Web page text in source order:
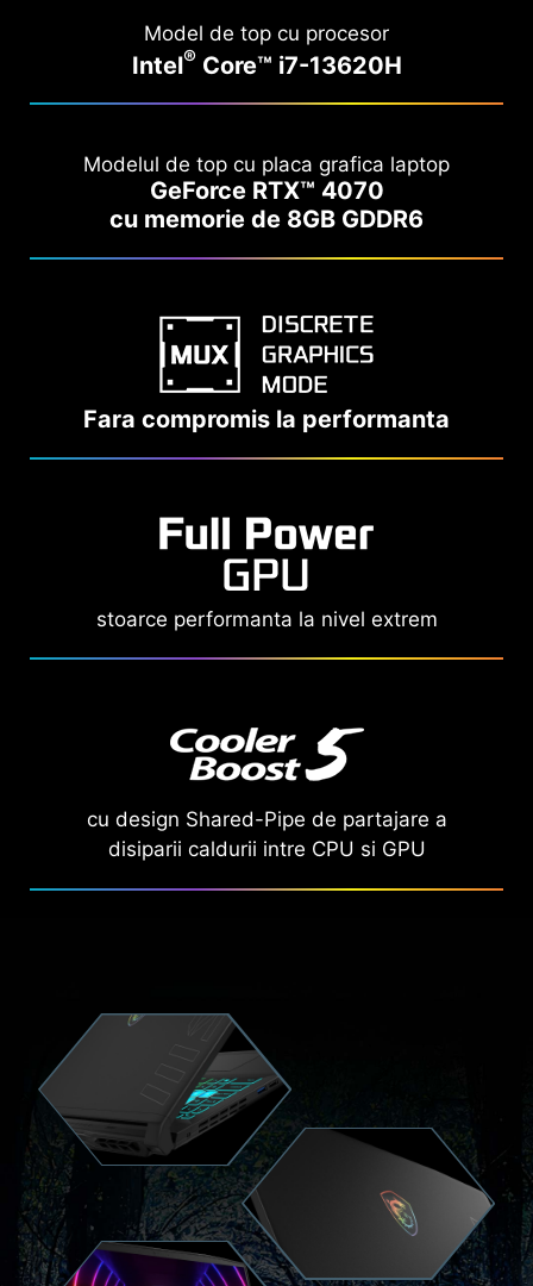
Model de top cu procesor
Intel®Core™ i7-13620H
Modelul de top cu placa grafica laptop
GeForce RTX™ 4070
cu memorie de 8GB GDDR6
Fara compromis la performanta
stoarce performanta la nivel extrem
cu design Shared-Pipe de partajare a
disiparii caldurii intre CPU si GPU